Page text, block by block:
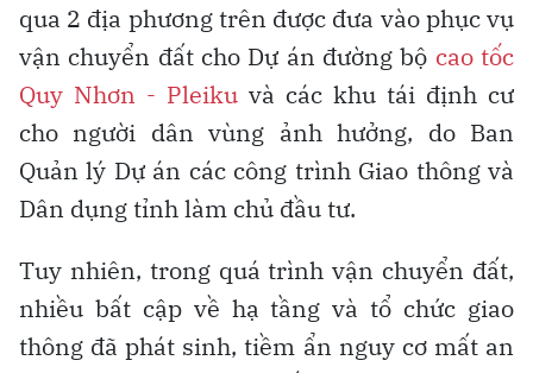
qua 2 địa phương trên được đưa vào phục vụ
vận chuyển đất cho Dự án đường bộ cao tốc
Quy Nhơn - Pleiku và các khu tái định cư
cho người dân vùng ảnh hưởng, do Ban
Quản lý Dự án các công trình Giao thông và
Dân dụng tỉnh làm chủ đầu tư.
Tuy nhiên, trong quá trình vận chuyển đất,
nhiều bất cập về hạ tầng và tổ chức giao
thông đã phát sinh, tiềm ẩn nguy cơ mất an